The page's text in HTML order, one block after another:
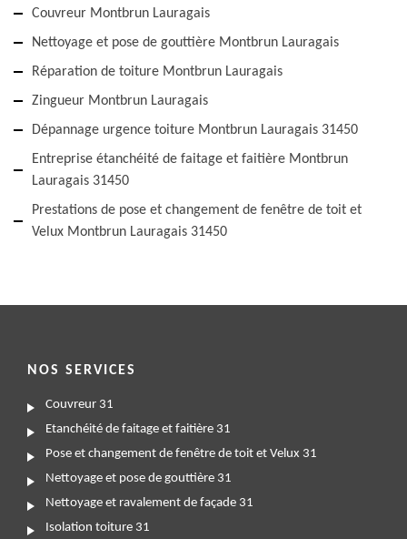
Couvreur Montbrun Lauragais
Nettoyage et pose de gouttière Montbrun Lauragais
Réparation de toiture Montbrun Lauragais
Zingueur Montbrun Lauragais
Dépannage urgence toiture Montbrun Lauragais 31450
Entreprise étanchéité de faitage et faitière Montbrun
Lauragais 31450
Prestations de pose et changement de fenêtre de toit et
Velux Montbrun Lauragais 31450
NOS SERVICES
Couvreur 31
Etanchéité de faitage et faitière 31
Pose et changement de fenêtre de toit et Velux 31
Nettoyage et pose de gouttière 31
Nettoyage et ravalement de façade 31
Isolation toiture 31